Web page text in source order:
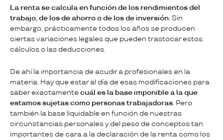
La renta se calcula en función de los rendimientos del
trabajo, de los de ahorro o de los de inversión. Sin
embargo, prácticamente todos los años se producen
ciertas variaciones legales que pueden trastocar estos
cálculos o las deducciones.
De ahí la importancia de acudir a profesionales en la
materia. Hay que estar al día de esas modificaciones para
saber exactamentecuál es la base imponible a la que
estamos sujetas como personas trabajadoras. Pero
también la base liquidable en función de nuestras
circunstancias personales y del peso de conceptos tan
importantes de cara a la declaración de la renta como los